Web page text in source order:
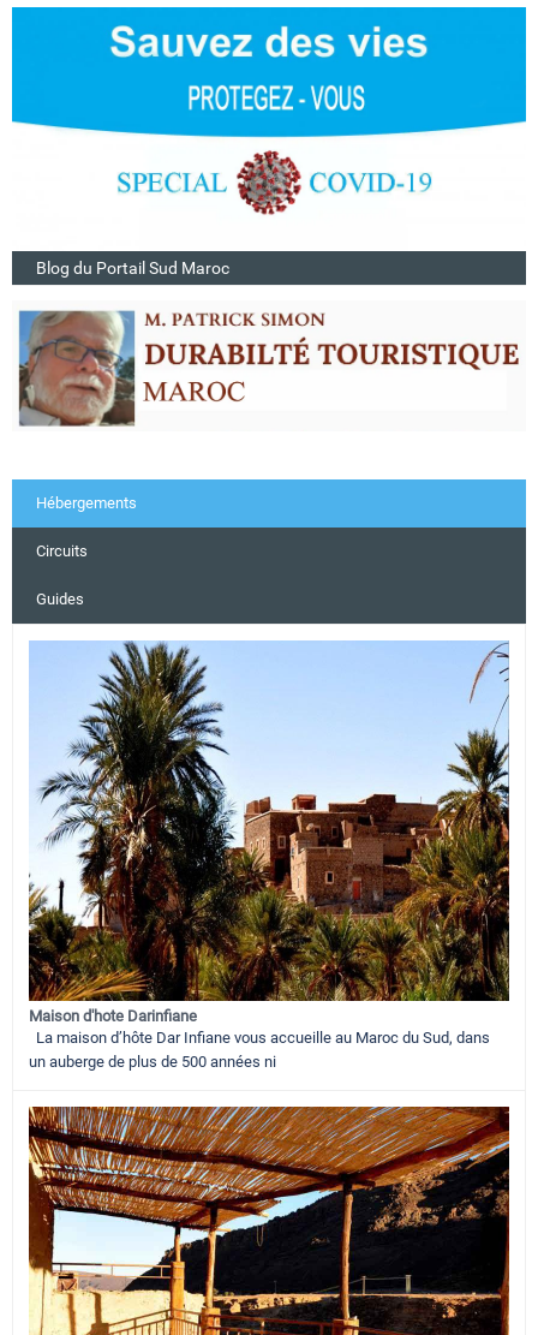
Blog du Portail Sud Maroc
Hébergements
Circuits
Guides
Maison d'hote Darinfiane
La maison d’hôte Dar Infiane vous accueille au Maroc du Sud, dans
un auberge de plus de 500 années ni